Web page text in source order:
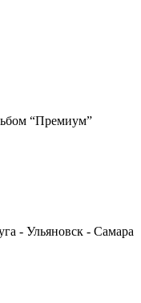
“Премиум”
- Ульяновск - Самара